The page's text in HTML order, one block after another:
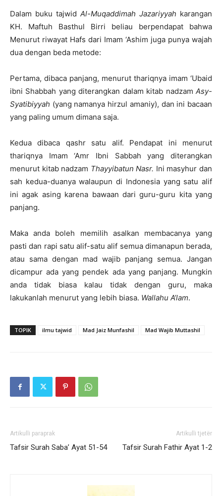
Dalam buku tajwid Al-Muqaddimah Jazariyyah karangan
KH. Maftuh Basthul Birri beliau berpendapat bahwa
Menurut riwayat Hafs dari Imam ‘Ashim juga punya wajah
dua dengan beda metode:
Pertama, dibaca panjang, menurut thariqnya imam ‘Ubaid
ibni Shabbah yang diterangkan dalam kitab nadzam Asy-
Syatibiyyah (yang namanya hirzul amaniy), dan ini bacaan
yang paling umum dimana saja.
Kedua dibaca qashr satu alif. Pendapat ini menurut
thariqnya Imam ‘Amr Ibni Sabbah yang diterangkan
menurut kitab nadzam Thayyibatun Nasr. Ini masyhur dan
sah kedua-duanya walaupun di Indonesia yang satu alif
ini agak asing karena bawaan dari guru-guru kita yang
panjang.
Maka anda boleh memilih asalkan membacanya yang
pasti dan rapi satu alif-satu alif semua dimanapun berada,
atau sama dengan mad wajib panjang semua. Jangan
dicampur ada yang pendek ada yang panjang. Mungkin
anda tidak biasa kalau tidak dengan guru, maka
lakukanlah menurut yang lebih biasa. Wallahu A’lam.
TOPIK ilmu tajwid Mad Jaiz Munfashil Mad Wajib Muttashil
Artikulli paraprak
Tafsir Surah Saba’ Ayat 51-54
Artikulli tjetër
Tafsir Surah Fathir Ayat 1-2